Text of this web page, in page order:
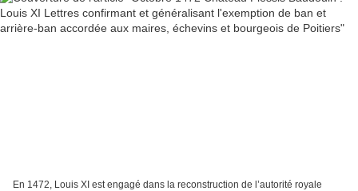
En 1472, Louis XI est engagé dans la reconstruction de l’autorité royale